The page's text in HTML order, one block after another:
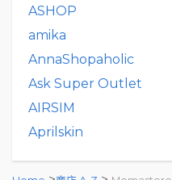
ASHOP
amika
AnnaShopaholic
Ask Super Outlet
AIRSIM
Aprilskin